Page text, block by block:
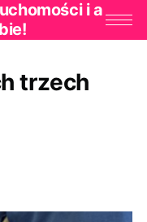
i a
trzech